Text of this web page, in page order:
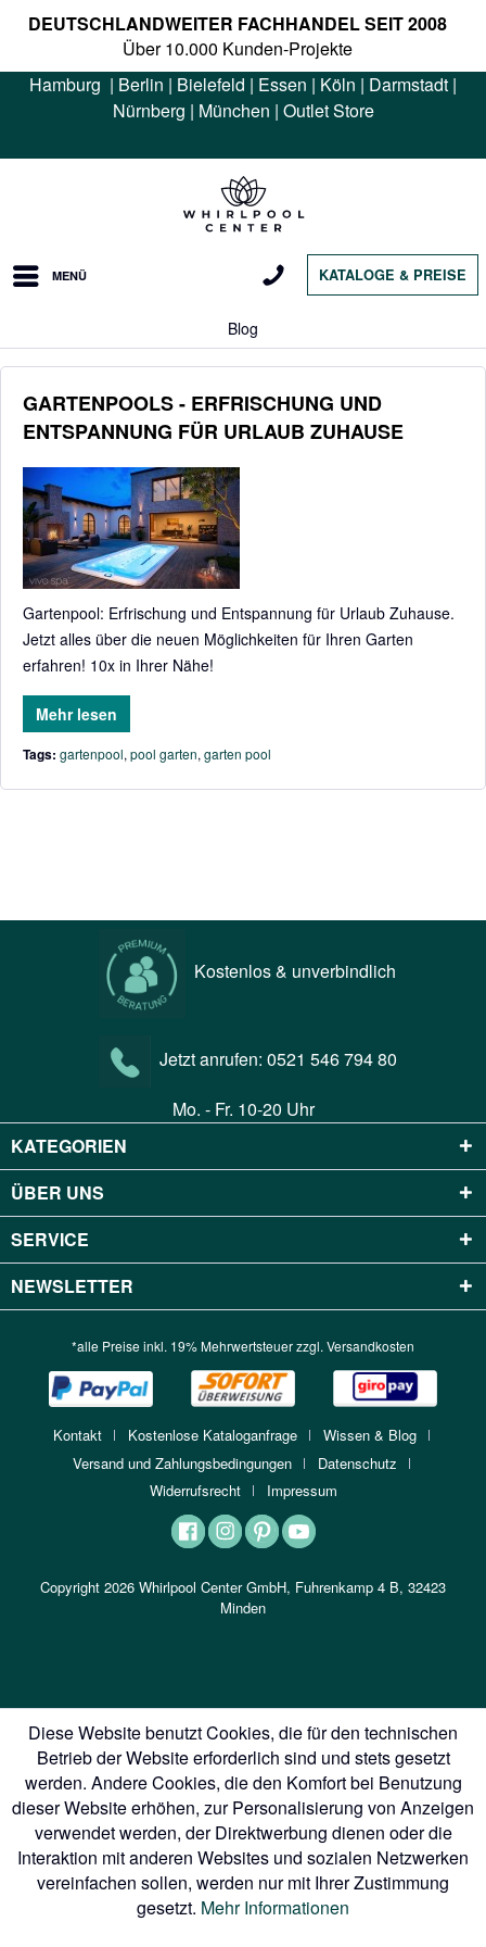
DEUTSCHLANDWEITER FACHHANDEL SEIT 2008
Über 10.000 Kunden-Projekte
Hamburg | Berlin | Bielefeld | Essen | Köln | Darmstadt |
Nürnberg | München | Outlet Store
MENÜ KATALOGE & PREISE
Blog
GARTENPOOLS - ERFRISCHUNG UND
ENTSPANNUNG FÜR URLAUB ZUHAUSE
Gartenpool: Erfrischung und Entspannung für Urlaub Zuhause.
Jetzt alles über die neuen Möglichkeiten für Ihren Garten
erfahren! 10x in Ihrer Nähe!
Mehr lesen
Tags: gartenpool, pool garten, garten pool
Kostenlos & unverbindlich
Jetzt anrufen: 0521 546 794 80
Mo. - Fr. 10-20 Uhr
KATEGORIEN
ÜBER UNS
SERVICE
NEWSLETTER
*alle Preise inkl. 19% Mehrwertsteuer zzgl. Versandkosten
Kontakt Kostenlose Kataloganfrage
Wissen & Blog
Versand und Zahlungsbedingungen
Datenschutz
Widerrufsrecht
Impressum
Copyright 2026 Whirlpool Center GmbH, Fuhrenkamp 4 B, 32423
Minden
Diese Website benutzt Cookies, die für den technischen
Betrieb der Website erforderlich sind und stets gesetzt
werden. Andere Cookies, die den Komfort bei Benutzung
dieser Website erhöhen, zur Personalisierung von Anzeigen
verwendet werden, der Direktwerbung dienen oder die
Interaktion mit anderen Websites und sozialen Netzwerken
vereinfachen sollen, werden nur mit Ihrer Zustimmung
gesetzt. Mehr Informationen